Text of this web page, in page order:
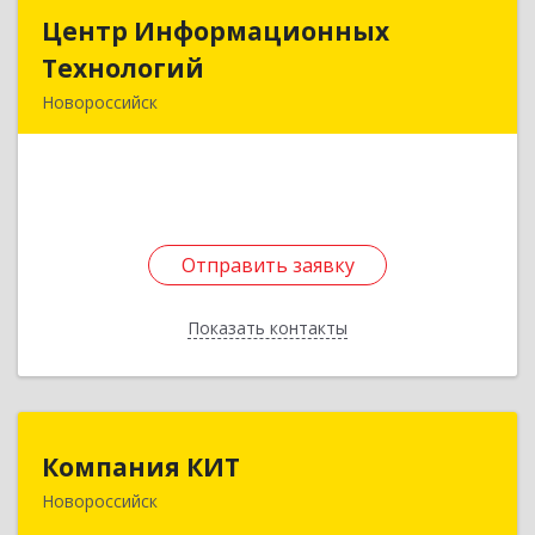
Центр Информационных
Технологий
Новороссийск
Отправить заявку
Показать контакты
Центр Информационных
Компания КИТ
Новороссийск
353900, Краснодарский край, Новороссийск г,